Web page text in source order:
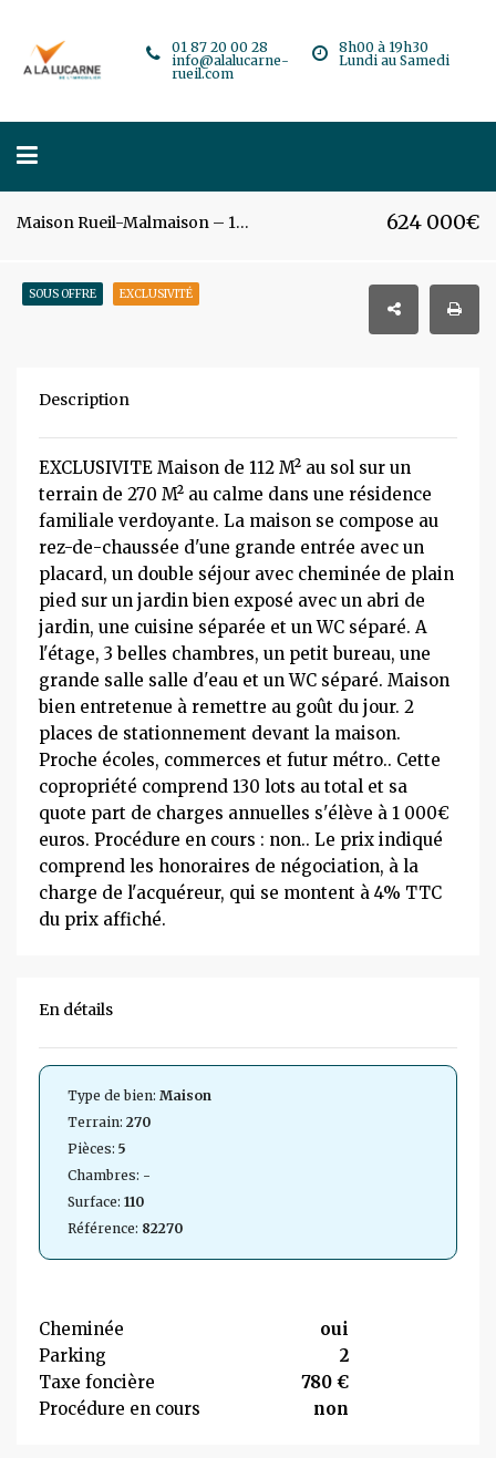
8h00 à 19h30
Lundi au Samedi
01 87 20 00 28
info@alalucarne-
rueil.com
Maison Rueil-Malmaison – 110 m² – 5 pièces 624 000€
SOUS OFFRE EXCLUSIVITÉ
Description
EXCLUSIVITE Maison de 112 M² au sol sur un
terrain de 270 M² au calme dans une résidence
familiale verdoyante. La maison se compose au
rez-de-chaussée d'une grande entrée avec un
placard, un double séjour avec cheminée de plain
pied sur un jardin bien exposé avec un abri de
jardin, une cuisine séparée et un WC séparé. A
l'étage, 3 belles chambres, un petit bureau, une
grande salle salle d'eau et un WC séparé. Maison
bien entretenue à remettre au goût du jour. 2
places de stationnement devant la maison.
Proche écoles, commerces et futur métro.. Cette
copropriété comprend 130 lots au total et sa
quote part de charges annuelles s'élève à 1 000€
euros. Procédure en cours : non.. Le prix indiqué
comprend les honoraires de négociation, à la
charge de l'acquéreur, qui se montent à 4% TTC
du prix affiché.
En détails
Type de bien: Maison
Terrain: 270
Pièces: 5
Chambres: -
Surface: 110
Référence: 82270
Cheminée
oui
Parking
2
Taxe foncière
780 €
Procédure en cours
non